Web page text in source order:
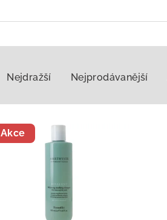
Nejdražší Nejprodávanější
Akce